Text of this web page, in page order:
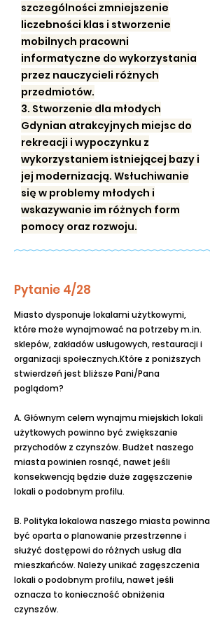
szczególności zmniejszenie
liczebności klas i stworzenie
mobilnych pracowni
informatyczne do wykorzystania
przez nauczycieli różnych
przedmiotów.
3. Stworzenie dla młodych
Gdynian atrakcyjnych miejsc do
rekreacji i wypoczynku z
wykorzystaniem istniejącej bazy i
jej modernizacją. Wsłuchiwanie
się w problemy młodych i
wskazywanie im różnych form
pomocy oraz rozwoju.
Pytanie 4/28
Miasto dysponuje lokalami użytkowymi,
które może wynajmować na potrzeby m.in.
sklepów, zakładów usługowych, restauracji i
organizacji społecznych.Które z poniższych
stwierdzeń jest bliższe Pani/Pana
poglądom?
A. Głównym celem wynajmu miejskich lokali
użytkowych powinno być zwiększanie
przychodów z czynszów. Budżet naszego
miasta powinien rosnąć, nawet jeśli
konsekwencją będzie duże zagęszczenie
lokali o podobnym profilu.
B. Polityka lokalowa naszego miasta powinna
być oparta o planowanie przestrzenne i
służyć dostępowi do różnych usług dla
mieszkańców. Należy unikać zagęszczenia
lokali o podobnym profilu, nawet jeśli
oznacza to konieczność obniżenia
czynszów.